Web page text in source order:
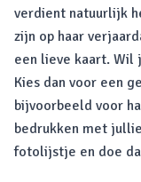
verdient natuurlijk
zijn op haar
een lieve kaart. Wil
Kies dan voor een
bijvoorbeeld voor
bedrukken met
fotolijstje en doe